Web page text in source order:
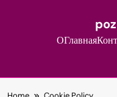
ОГлавная